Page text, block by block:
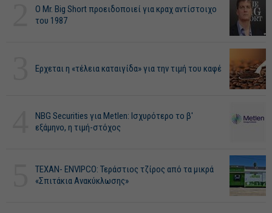
O Mr. Big Short προειδοποιεί για κραχ αντίστοιχο
του 1987
Ερχεται η «τέλεια καταιγίδα» για την τιμή του καφέ
NBG Securities για Metlen: Ισχυρότερο το β'
εξάμηνο, η τιμή-στόχος
ΤΕΧΑΝ- ENVIPCO: Τεράστιος τζίρος από τα μικρά
«Σπιτάκια Ανακύκλωσης»